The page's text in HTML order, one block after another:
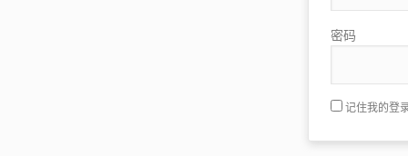
密码
记住我的登